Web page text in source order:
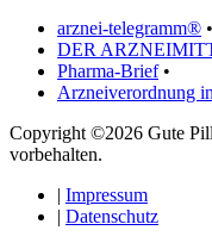
arznei-telegramm® •
DER
Pharma-Brief•
Arzneiverordnung
Copyright ©2026 Gute
vorbehalten.
| Impressum
| Datenschutz